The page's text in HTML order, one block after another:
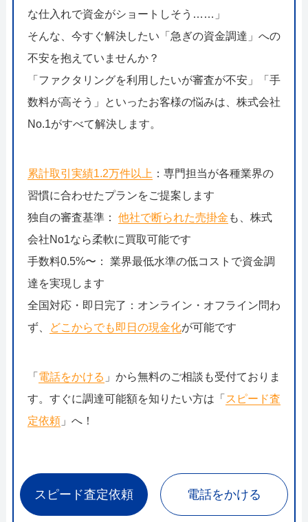
な仕入れで資金がショートしそう……」
そんな、今すぐ解決したい「急ぎの資金調達」への
不安を抱えていませんか？
「ファクタリングを利用したいが審査が不安」「手
数料が高そう」といったお客様の悩みは、株式会社
No.1がすべて解決します。
累計取引実績1.2万件以上 ：専門担当が各種業界の
習慣に合わせたプランをご提案します
独自の審査基準： 他社で断られた売掛金 も、株式
会社No1なら柔軟に買取可能です
手数料0.5%〜： 業界最低水準の低コストで資金調
達を実現します
全国対応・即日完了：オンライン・オフライン問わ
ず、
どこからでも即日の現金化が可能です
「 電話をかける 」から無料のご相談も受付ておりま
す。すぐに調達可能額を知りたい方は「 スピード査
定依頼」へ！
スピード査定依頼 電話をかける